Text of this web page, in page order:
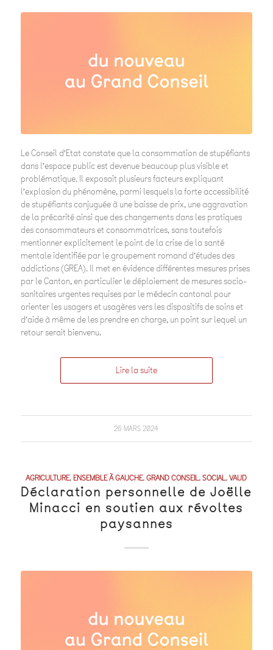
Le Conseil d’Etat constate que la consommation de stupéfiants
dans l’espace public est devenue beaucoup plus visible et
problématique. Il exposait plusieurs facteurs expliquant
l’explosion du phénomène, parmi lesquels la forte accessibilité
de stupéfiants conjuguée à une baisse de prix, une aggravation
de la précarité ainsi que des changements dans les pratiques
des consommateurs et consommatrices, sans toutefois
mentionner explicitement le point de la crise de la santé
mentale identifiée par le groupement romand d’études des
addictions (GREA). Il met en évidence différentes mesures prises
par le Canton, en particulier le déploiement de mesures socio-
sanitaires urgentes requises par le médecin cantonal pour
orienter les usagers et usagères vers les dispositifs de soins et
d’aide à même de les prendre en charge, un point sur lequel un
retour serait bienvenu.
Lire la suite
26 MARS 2024
AGRICULTURE,ENSEMBLE À GAUCHE,GRAND CONSEIL,SOCIAL,VAUD
Déclaration personnelle de Joëlle
Minacci en soutien aux révoltes
paysannes